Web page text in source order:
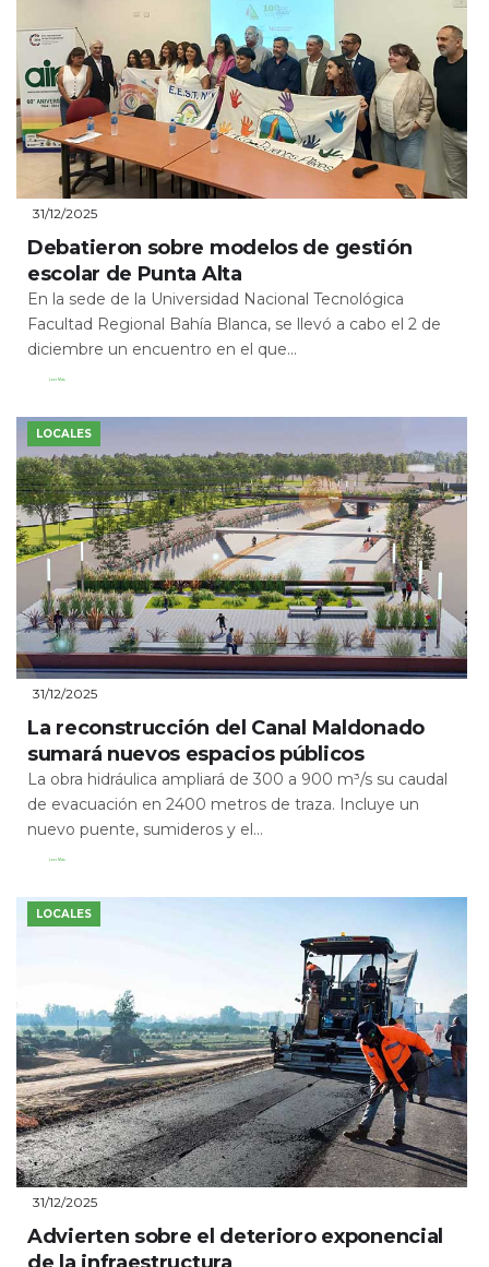
31/12/2025
Debatieron sobre modelos de gestión
escolar de Punta Alta
En la sede de la Universidad Nacional Tecnológica
Facultad Regional Bahía Blanca, se llevó a cabo el 2 de
diciembre un encuentro en el que...
Leer Más
LOCALES
31/12/2025
La reconstrucción del Canal Maldonado
sumará nuevos espacios públicos
La obra hidráulica ampliará de 300 a 900 m³/s su caudal
de evacuación en 2400 metros de traza. Incluye un
nuevo puente, sumideros y el...
Leer Más
LOCALES
31/12/2025
Advierten sobre el deterioro exponencial